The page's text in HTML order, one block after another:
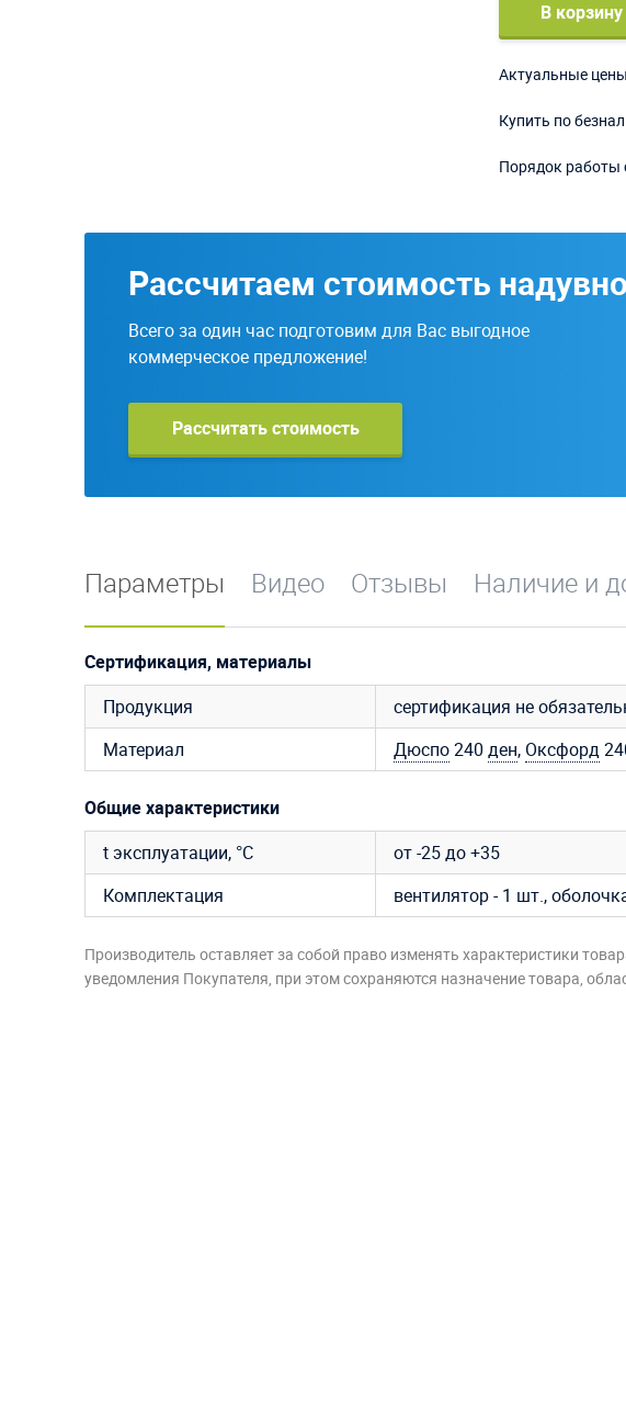
В корзину
Актуальные
Купить по
Порядок работы
Рассчитаем стоимость
Всего за один час подготовим для Вас выгодное
коммерческое предложение!
Рассчитать стоимость
Параметры Видео Отзывы Наличие и
Сертификация, материалы
Продукция
сертификация не
Материал
Дюспо240 ден, Оксфорд
Общие характеристики
t эксплуатации, °C
от -25 до +35
Комплектация
вентилятор - 1 шт.,
Производитель оставляет за собой право изменять характеристики
уведомления Покупателя, при этом сохраняются назначение товара,